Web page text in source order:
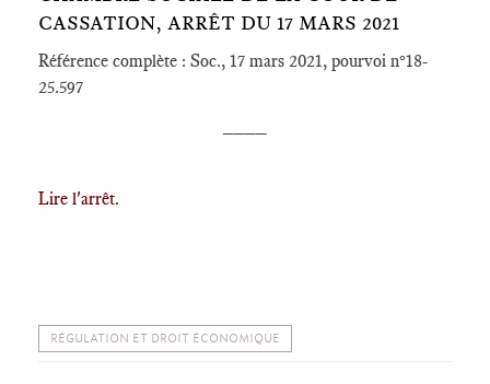
CASSATION, ARRÊT DU 17 MARS 2021
Référence complète : Soc., 17 mars 2021, pourvoi n°18-
25.597
Lire l'arrêt.
RÉGULATION ET DROIT ÉCONOMIQUE